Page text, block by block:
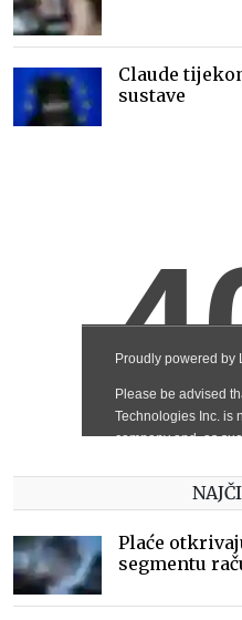
Claude
sustave
Plaće
segmentu